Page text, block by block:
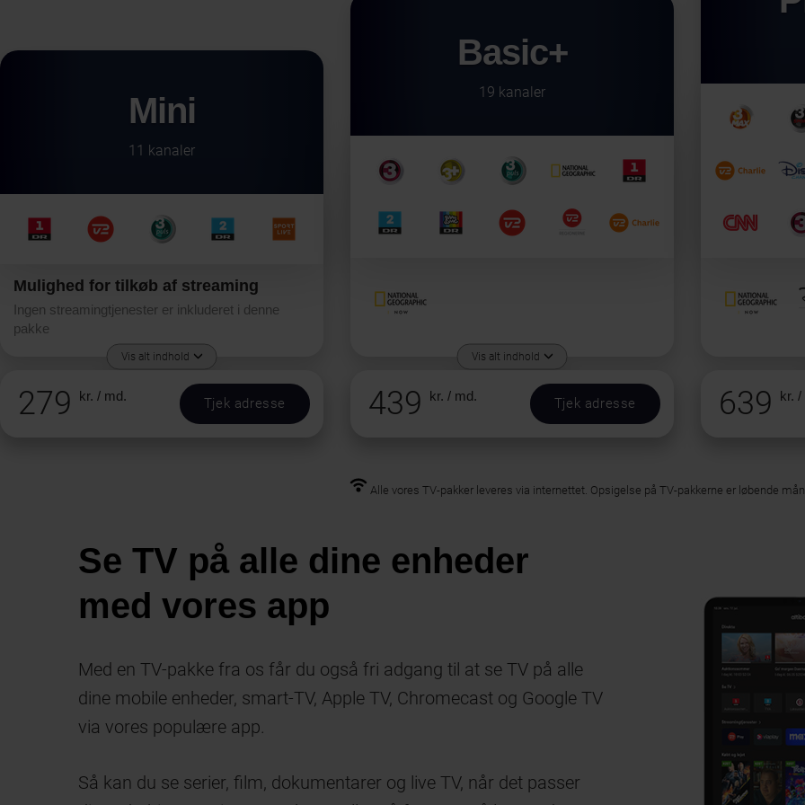
Mini
11 kanaler
Mulighed for tilkøb af streaming
Ingen streamingtjenester er inkluderet i denne
pakke
Vis alt indhold
279 kr. / md. Tjek adresse
Basic+
19 kanaler
Vis alt indhold
439 kr. / md. Tjek adresse 639 kr. /
Alle vores TV-pakker leveres via internettet. Opsigelse på TV-pakkerne er løbende
Se TV på alle dine enheder
med vores app
Med en TV-pakke fra os får du også fri adgang til at se TV på alle
dine mobile enheder, smart-TV, Apple TV, Chromecast og Google TV
via vores populære app.
Så kan du se serier, film, dokumentarer og live TV, når det passer